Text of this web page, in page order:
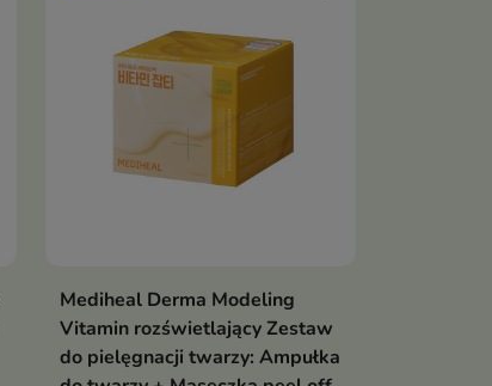
Dodaj do koszyka
Mediheal Derma Modeling
Vitamin rozświetlający Zestaw
do pielęgnacji twarzy: Ampułka